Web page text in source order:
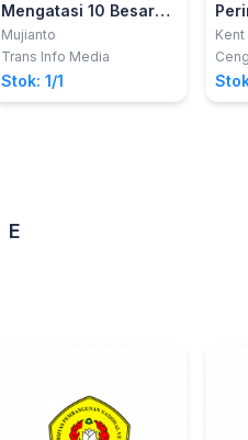
Mengatasi 10 Besar
Kasus
Muskuloskeletal
dalam Praktik
Fisioterapi
Mujianto
Trans Info Media
Stok: 1/1
Kent
Lisa
E